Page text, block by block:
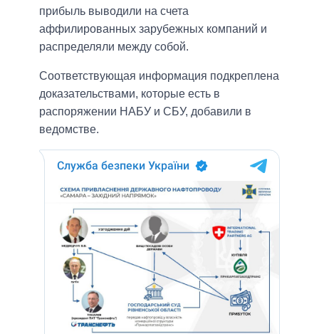
прибыль выводили на счета
аффилированных зарубежных компаний и
распределяли между собой.
Соответствующая информация подкреплена
доказательствами, которые есть в
распоряжении НАБУ и СБУ, добавили в
ведомстве.